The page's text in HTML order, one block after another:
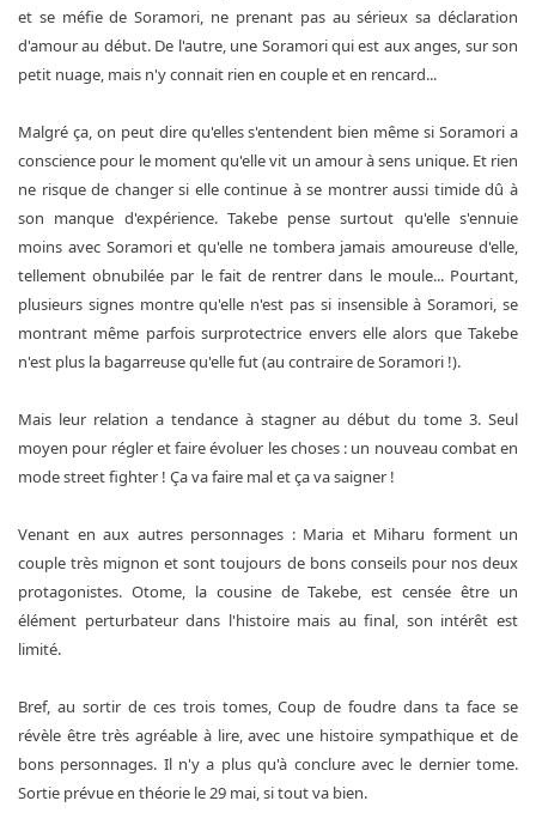
et se méfie de Soramori, ne prenant pas au sérieux sa déclaration
d'amour au début. De l'autre, une Soramori qui est aux anges, sur son
petit nuage, mais n'y connait rien en couple et en rencard...
Malgré ça, on peut dire qu'elles s'entendent bien même si Soramori a
conscience pour le moment qu'elle vit un amour à sens unique. Et rien
ne risque de changer si elle continue à se montrer aussi timide dû à
son manque d'expérience. Takebe pense surtout qu'elle s'ennuie
moins avec Soramori et qu'elle ne tombera jamais amoureuse d'elle,
tellement obnubilée par le fait de rentrer dans le moule... Pourtant,
plusieurs signes montre qu'elle n'est pas si insensible à Soramori, se
montrant même parfois surprotectrice envers elle alors que Takebe
n'est plus la bagarreuse qu'elle fut (au contraire de Soramori !).
Mais leur relation a tendance à stagner au début du tome 3. Seul
moyen pour régler et faire évoluer les choses : un nouveau combat en
mode street fighter ! Ça va faire mal et ça va saigner !
Venant en aux autres personnages : Maria et Miharu forment un
couple très mignon et sont toujours de bons conseils pour nos deux
protagonistes. Otome, la cousine de Takebe, est censée être un
élément perturbateur dans l'histoire mais au final, son intérêt est
limité.
Bref, au sortir de ces trois tomes, Coup de foudre dans ta face se
révèle être très agréable à lire, avec une histoire sympathique et de
bons personnages. Il n'y a plus qu'à conclure avec le dernier tome.
Sortie prévue en théorie le 29 mai, si tout va bien.